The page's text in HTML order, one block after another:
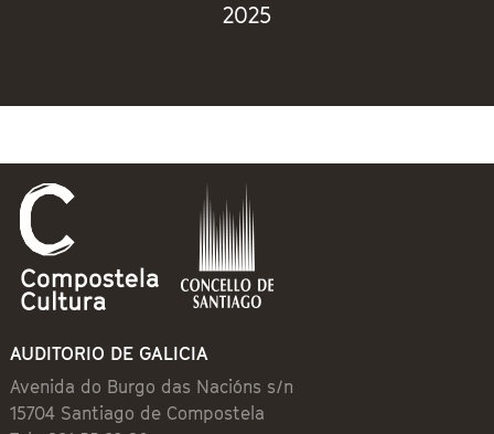
2025
AUDITORIO DE GALICIA
Avenida do Burgo das Nacións s/n
15704 Santiago de Compostela